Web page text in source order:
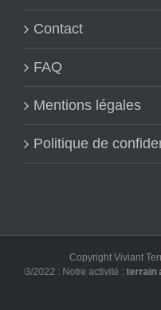
Contact
FAQ
Mentions légales
Politique de
Copyright Viviant
03/2022 : Notre activité :terrain a